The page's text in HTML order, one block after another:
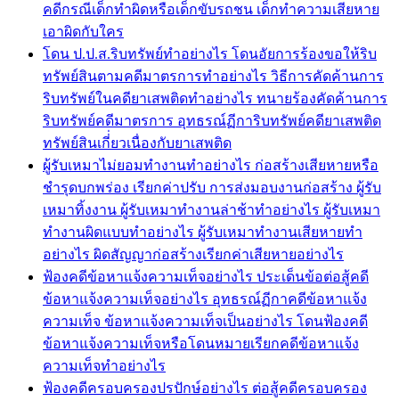
คดีกรณีเด็กทำผิดหรือเด็กขับรถชน เด็กทำความเสียหาย
เอาผิดกับใคร
โดน ป.ป.ส.ริบทรัพย์ทำอย่างไร โดนอัยการร้องขอให้ริบ
ทรัพย์สินตามคดีมาตรการทำอย่างไร วิธีการคัดค้านการ
ริบทรัพย์ในคดียาเสพติดทำอย่างไร ทนายร้องคัดค้านการ
ริบทรัพย์คดีมาตรการ อุทธรณ์ฏีการิบทรัพย์คดียาเสพติด
ทรัพย์สินเกี่่ยวเนื่องกับยาเสพติด
ผู้รับเหมาไม่ยอมทำงานทำอย่างไร ก่อสร้างเสียหายหรือ
ชำรุดบกพร่อง เรียกค่าปรับ การส่งมอบงานก่อสร้าง ผู้รับ
เหมาทิ้งงาน ผู้รับเหมาทำงานล่าช้าทำอย่างไร ผู้รับเหมา
ทำงานผิดแบบทำอย่างไร ผู้รับเหมาทำงานเสียหายทำ
อย่างไร ผิดสัญญาก่อสร้างเรียกค่าเสียหายอย่างไร
ฟ้องคดีข้อหาแจ้งความเท็จอย่างไร ประเด็นข้อต่อสู้คดี
ข้อหาแจ้งความเท็จอย่างไร อุทธรณ์ฏีกาคดีข้อหาแจ้ง
ความเท็จ ข้อหาแจ้งความเท็จเป็นอย่างไร โดนฟ้องคดี
ข้อหาแจ้งความเท็จหรือโดนหมายเรียกคดีข้อหาแจ้ง
ความเท็จทำอย่างไร
ฟ้องคดีครอบครองปรปักษ์อย่างไร ต่อสู้คดีครอบครอง